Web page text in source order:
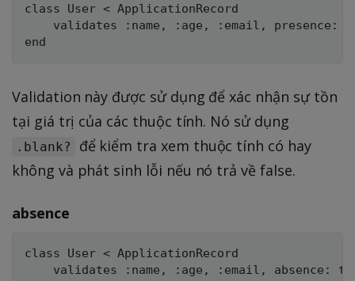
class User < ApplicationRecord
validates :name, :age, :email, presence:
Validation này được sử dụng để xác nhận sự tồn
tại giá trị của các thuộc tính. Nó sử dụng
.blank?
để kiểm tra xem thuộc tính có hay
không và phát sinh lỗi nếu nó trả về false.
absence
class User < ApplicationRecord
validates :name, :age, :email, absence: